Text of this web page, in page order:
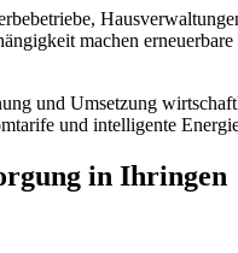
machen
und Umsetzung
und intelligente
in Ihringen